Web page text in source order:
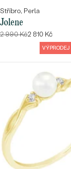
Stříbro, Perla
Jolene
2 990 Kč2 810 Kč
VÝPRODEJ